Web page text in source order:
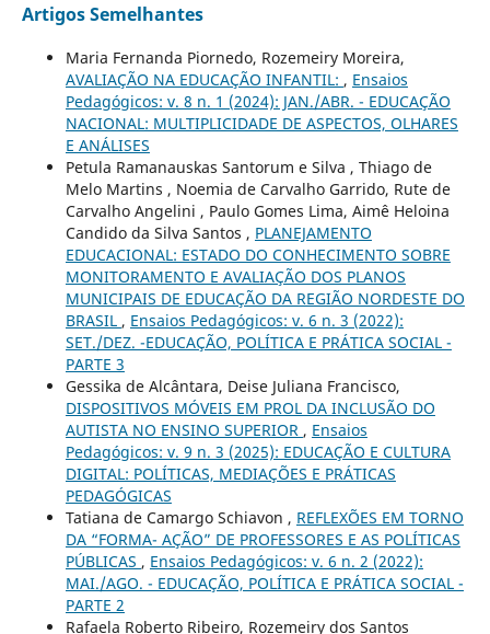
Artigos Semelhantes
Maria Fernanda Piornedo, Rozemeiry Moreira,
AVALIAÇÃO NA EDUCAÇÃO INFANTIL: , Ensaios
Pedagógicos: v. 8 n. 1 (2024): JAN./ABR. - EDUCAÇÃO
NACIONAL: MULTIPLICIDADE DE ASPECTOS, OLHARES
E ANÁLISES
Petula Ramanauskas Santorum e Silva , Thiago de
Melo Martins , Noemia de Carvalho Garrido, Rute de
Carvalho Angelini , Paulo Gomes Lima, Aimê Heloina
Candido da Silva Santos , PLANEJAMENTO
EDUCACIONAL: ESTADO DO CONHECIMENTO SOBRE
MONITORAMENTO E AVALIAÇÃO DOS PLANOS
MUNICIPAIS DE EDUCAÇÃO DA REGIÃO NORDESTE DO
BRASIL , Ensaios Pedagógicos: v. 6 n. 3 (2022):
SET./DEZ. -EDUCAÇÃO, POLÍTICA E PRÁTICA SOCIAL -
PARTE 3
Gessika de Alcântara, Deise Juliana Francisco,
DISPOSITIVOS MÓVEIS EM PROL DA INCLUSÃO DO
AUTISTA NO ENSINO SUPERIOR , Ensaios
Pedagógicos: v. 9 n. 3 (2025): EDUCAÇÃO E CULTURA
DIGITAL: POLÍTICAS, MEDIAÇÕES E PRÁTICAS
PEDAGÓGICAS
Tatiana de Camargo Schiavon , REFLEXÕES EM TORNO
DA “FORMA- AÇÃO” DE PROFESSORES E AS POLÍTICAS
PÚBLICAS , Ensaios Pedagógicos: v. 6 n. 2 (2022):
MAI./AGO. - EDUCAÇÃO, POLÍTICA E PRÁTICA SOCIAL -
PARTE 2
Rafaela Roberto Ribeiro, Rozemeiry dos Santos